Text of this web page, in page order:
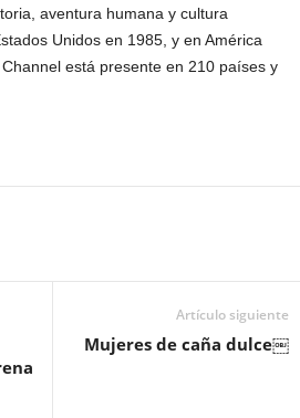
aventura humana y cultura
Unidos en 1985, y en América
está presente en 210 países y
Artículo siguiente
Mujeres de caña dulce￼